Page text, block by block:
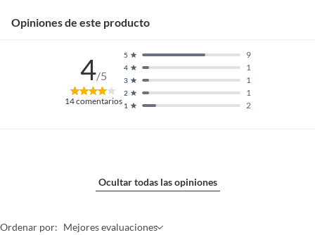
Opiniones de este producto
4/5
14comentarios 1 2
2 1
3 1
4 1
5 9
Ocultar todas las opiniones
Ordenar por: Mejores evaluaciones